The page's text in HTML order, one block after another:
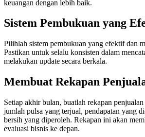
keuangan dengan lebih baik.
Sistem Pembukuan yang
Pilihlah sistem pembukuan yang efektif dan
Pastikan untuk selalu konsisten dalam
melakukan update secara berkala.
Membuat Rekapan
Setiap akhir bulan, buatlah rekapan
jumlah pulsa yang terjual, pendapatan yang
bersih yang diperoleh. Rekapan ini akan
evaluasi bisnis ke depan.